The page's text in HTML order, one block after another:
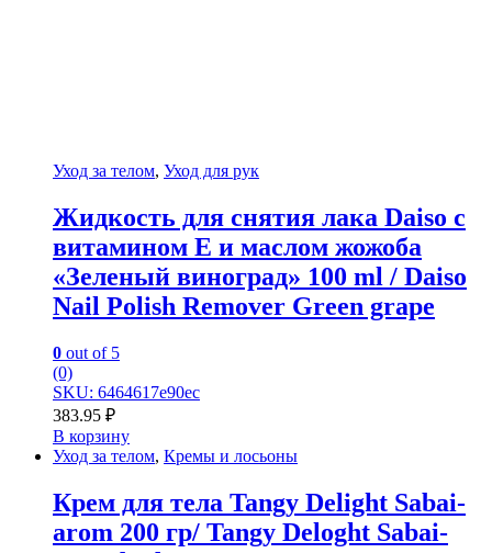
Уход за телом, Уход для рук
Жидкость для снятия лака Daiso с
витамином Е и маслом жожоба
«Зеленый виноград» 100 ml / Daiso
Nail Polish Remover Green grape
0 out of 5
(0)
SKU: 6464617e90ec
383.95 ₽
В корзину
Уход за телом, Кремы и лосьоны
Крем для тела Tangy Delight Sabai-
arom 200 гр/ Tangy Deloght Sabai-